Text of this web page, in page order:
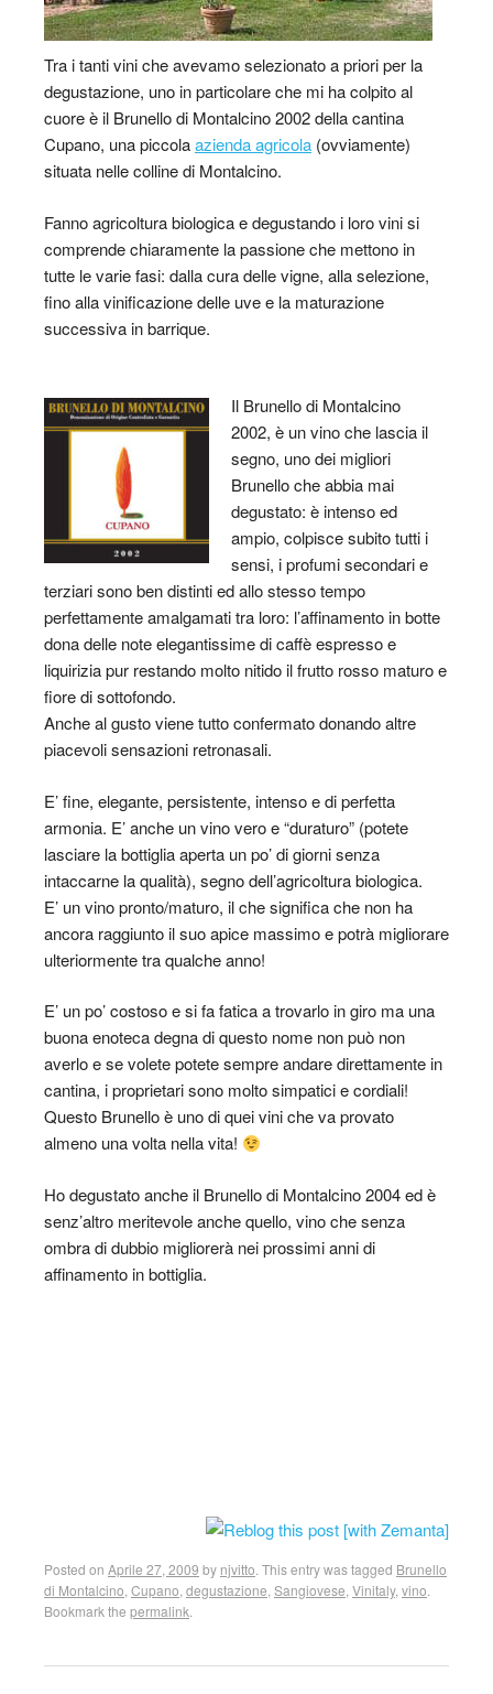
Tra i tanti vini che avevamo selezionato a priori per la
degustazione, uno in particolare che mi ha colpito al
cuore è il Brunello di Montalcino 2002 della cantina
Cupano, una piccolaazienda agricola (ovviamente)
situata nelle colline di Montalcino.
Fanno agricoltura biologica e degustando i loro vini si
comprende chiaramente la passione che mettono in
tutte le varie fasi: dalla cura delle vigne, alla selezione,
fino alla vinificazione delle uve e la maturazione
successiva in barrique.
Il Brunello di Montalcino
2002, è un vino che lascia il
segno, uno dei migliori
Brunello che abbia mai
degustato: è intenso ed
ampio, colpisce subito tutti i
sensi, i profumi secondari e
terziari sono ben distinti ed allo stesso tempo
perfettamente amalgamati tra loro: l’affinamento in botte
dona delle note elegantissime di caffè espresso e
liquirizia pur restando molto nitido il frutto rosso maturo e
fiore di sottofondo.
Anche al gusto viene tutto confermato donando altre
piacevoli sensazioni retronasali.
E’ fine, elegante, persistente, intenso e di perfetta
armonia. E’ anche un vino vero e “duraturo” (potete
lasciare la bottiglia aperta un po’ di giorni senza
intaccarne la qualità), segno dell’agricoltura biologica.
E’ un vino pronto/maturo, il che significa che non ha
ancora raggiunto il suo apice massimo e potrà migliorare
ulteriormente tra qualche anno!
E’ un po’ costoso e si fa fatica a trovarlo in giro ma una
buona enoteca degna di questo nome non può non
averlo e se volete potete sempre andare direttamente in
cantina, i proprietari sono molto simpatici e cordiali!
Questo Brunello è uno di quei vini che va provato
almeno una volta nella vita!
Ho degustato anche il Brunello di Montalcino 2004 ed è
senz’altro meritevole anche quello, vino che senza
ombra di dubbio migliorerà nei prossimi anni di
affinamento in bottiglia.
Posted on Aprile 27, 2009 by njvitto . This entry was tagged Brunello
di Montalcino Cupano degustazione Sangiovese Vinitaly, vino
Bookmark the permalink